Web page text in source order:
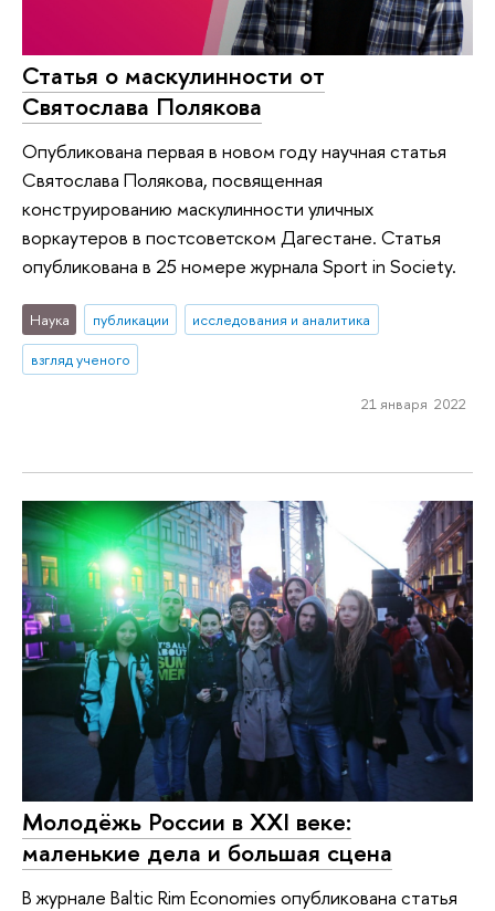
Статья о маскулинности от
Святослава Полякова
Опубликована первая в новом году научная статья
Святослава Полякова, посвященная
конструированию маскулинности уличных
воркаутеров в постсоветском Дагестане. Статья
опубликована в 25 номере журнала Sport in Society.
Наука публикации
исследования и аналитика
взгляд ученого
21 января 2022
Молодёжь России в XXI веке:
маленькие дела и большая сцена
В журнале Baltic Rim Economies опубликована статья